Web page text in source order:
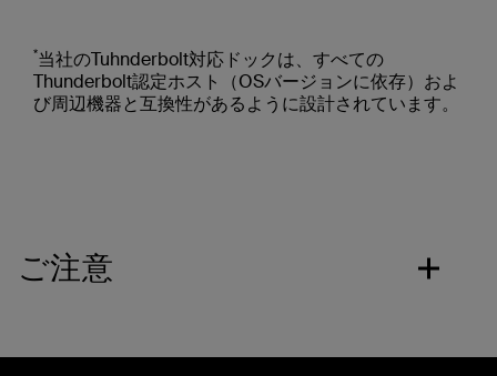
*当社のTuhnderbolt対応ドックは、すべての
Thunderbolt認定ホスト（OSバージョンに依存）およ
び周辺機器と互換性があるように設計されています。
ご注意